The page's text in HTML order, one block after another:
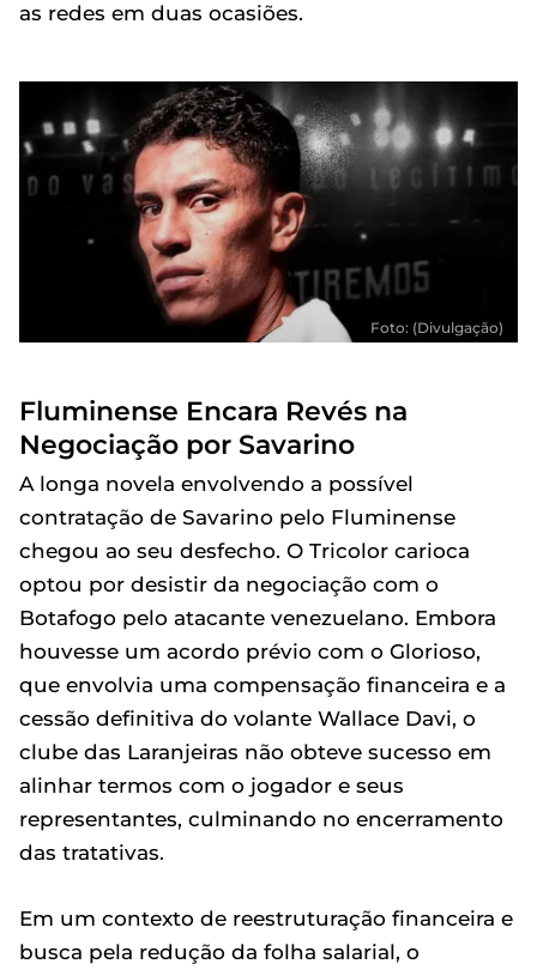
as redes em duas ocasiões.
Foto: (Divulgação)
Fluminense Encara Revés na
Negociação por Savarino
A longa novela envolvendo a possível
contratação de Savarino pelo Fluminense
chegou ao seu desfecho. O Tricolor carioca
optou por desistir da negociação com o
Botafogo pelo atacante venezuelano. Embora
houvesse um acordo prévio com o Glorioso,
que envolvia uma compensação financeira e a
cessão definitiva do volante Wallace Davi, o
clube das Laranjeiras não obteve sucesso em
alinhar termos com o jogador e seus
representantes, culminando no encerramento
das tratativas.
Em um contexto de reestruturação financeira e
busca pela redução da folha salarial, o